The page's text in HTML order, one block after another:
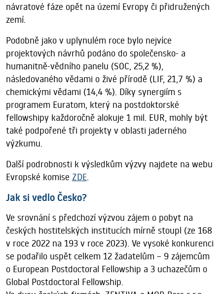
návratové fáze opět na území Evropy či přidružených
zemí.
Podobně jako v uplynulém roce bylo nejvíce
projektových návrhů podáno do společensko- a
humanitně-vědního panelu (SOC, 25,2 %),
následovaného vědami o živé přírodě (LIF, 21,7 %) a
chemickými vědami (14,4 %). Díky synergiím s
programem Euratom, který na postdoktorské
fellowshipy každoročně alokuje 1 mil. EUR, mohly být
také podpořené tři projekty v oblasti jaderného
výzkumu.
Další podrobnosti k výsledkům výzvy najdete na webu
Evropské komise ZDE.
Jak si vedlo Česko?
Ve srovnání s předchozí výzvou zájem o pobyt na
českých hostitelských institucích mírně stoupl (ze 168
v roce 2022 na 193 v roce 2023). Ve vysoké konkurenci
se podařilo uspět celkem 12 žadatelům – 9 zájemcům
o European Postdoctoral Fellowship a 3 uchazečům o
Global Postdoctoral Fellowship.